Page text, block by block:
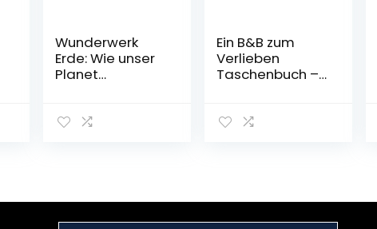
Wunderwerk
Erde: Wie unser
Planet
Ausgabe – 5.
Ein B&B zum
Verlieben
Taschenbuch –